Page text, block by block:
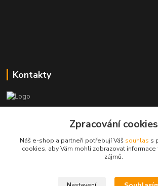
Kontakty
+420773237626
popisekhk@gmail.com
Zpracování cookies
Náš e-shop a partneři potřebují Váš souhlas s
cookies, aby Vám mohli zobrazovat informace
zájmů.